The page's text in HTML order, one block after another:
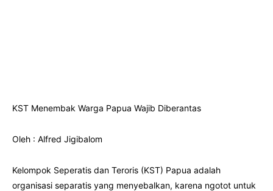
KST Menembak Warga Papua Wajib Diberantas
Oleh : Alfred Jigibalom
Kelompok Seperatis dan Teroris (KST) Papua adalah
organisasi separatis yang menyebalkan, karena ngotot untuk